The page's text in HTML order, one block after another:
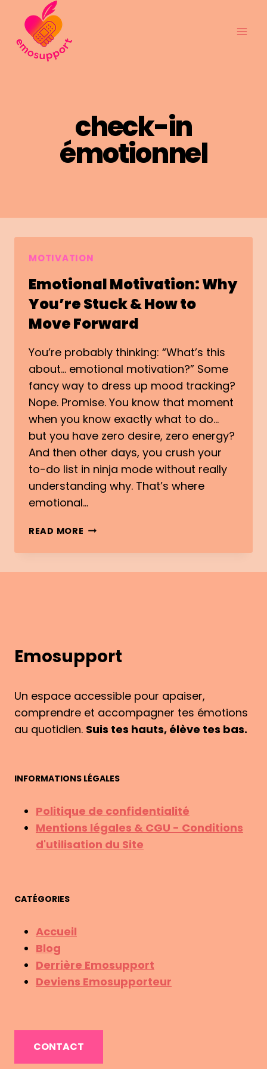
content
check-in
émotionnel
MOTIVATION
Emotional Motivation: Why
You’re Stuck & How to
Move Forward
You’re probably thinking: “What’s this
about… emotional motivation?” Some
fancy way to dress up mood tracking?
Nope. Promise. You know that moment
when you know exactly what to do…
but you have zero desire, zero energy?
And then other days, you crush your
to-do list in ninja mode without really
understanding why. That’s where
emotional…
READ MORE EMOTIONAL
WHY
YOU’RE
FORWARD
Emosupport
Un espace accessible pour apaiser,
comprendre et accompagner tes émotions
au quotidien. Suis tes hauts, élève tes bas.
INFORMATIONS LÉGALES
Politique de confidentialité
Mentions légales & CGU - Conditions
d'utilisation du Site
CATÉGORIES
Accueil
Blog
Derrière Emosupport
Deviens Emosupporteur
CONTACT